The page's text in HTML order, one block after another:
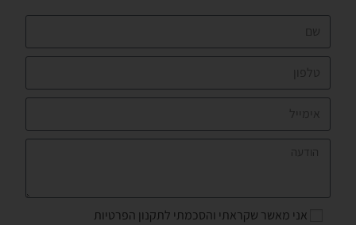
אני מאשר שקראתי והסכמתי לתקנון הפרטיות